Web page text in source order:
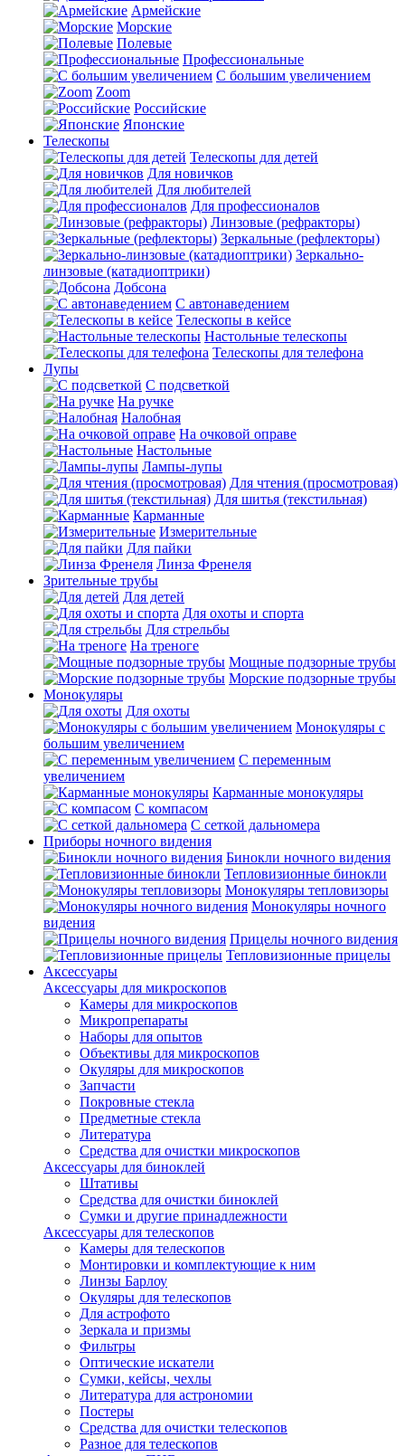
Армейские
Морские
Полевые
Профессиональные
С большим увеличением
Zoom
Российские
Японские
Телескопы
Телескопы для детей
Для новичков
Для любителей
Для профессионалов
Линзовые (рефракторы)
Зеркальные (рефлекторы)
Зеркально-
линзовые (катадиоптрики)
Добсона
С автонаведением
Телескопы в кейсе
Настольные телескопы
Телескопы для телефона
Лупы
С подсветкой
На ручке
Налобная
На очковой оправе
Настольные
Лампы-лупы
Для чтения (просмотровая)
Для шитья (текстильная)
Карманные
Измерительные
Для пайки
Линза Френеля
Зрительные трубы
Для детей
Для охоты и спорта
Для стрельбы
На треноге
Мощные подзорные трубы
Морские подзорные трубы
Монокуляры
Для охоты
Монокуляры с
большим увеличением
С переменным
увеличением
Карманные монокуляры
С компасом
С сеткой дальномера
Приборы ночного видения
Бинокли ночного видения
Тепловизионные бинокли
Монокуляры тепловизоры
Монокуляры ночного
видения
Прицелы ночного видения
Тепловизионные прицелы
Аксессуары
Аксессуары для микроскопов
Камеры для микроскопов
Микропрепараты
Наборы для опытов
Объективы для микроскопов
Окуляры для микроскопов
Запчасти
Покровные стекла
Предметные стекла
Литература
Средства для очистки микроскопов
Аксессуары для биноклей
Штативы
Средства для очистки биноклей
Сумки и другие принадлежности
Аксессуары для телескопов
Камеры для телескопов
Монтировки и комплектующие к ним
Линзы Барлоу
Окуляры для телескопов
Для астрофото
Зеркала и призмы
Фильтры
Оптические искатели
Сумки, кейсы, чехлы
Литература для астрономии
Постеры
Средства для очистки телескопов
Разное для телескопов